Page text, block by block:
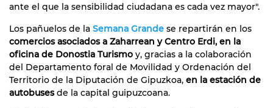
ante el que la sensibilidad ciudadana es cada vez mayor".
Los pañuelos de la Semana Grande se repartirán en los
comercios asociados a Zaharrean y Centro Erdi, en la
oficina de Donostia Turismo y, gracias a la colaboración
del Departamento foral de Movilidad y Ordenación del
Territorio de la Diputación de Gipuzkoa, en la estación de
autobusesde la capital guipuzcoana.